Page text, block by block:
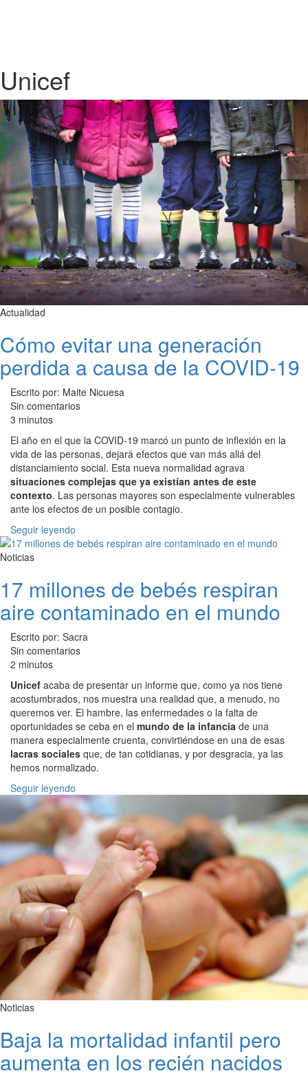
Unicef
Actualidad
Cómo evitar una generación
perdida a causa de la COVID-19
Escrito por: Maite Nicuesa
Sin comentarios
3 minutos
El año en el que la COVID-19 marcó un punto de inflexión en la
vida de las personas, dejará efectos que van más allá del
distanciamiento social. Esta nueva normalidad agrava
situaciones complejas que ya existían antes de este
contexto. Las personas mayores son especialmente vulnerables
ante los efectos de un posible contagio.
Seguir leyendo
Noticias
17 millones de bebés respiran
aire contaminado en el mundo
Escrito por: Sacra
Sin comentarios
2 minutos
Unicef acaba de presentar un informe que, como ya nos tiene
acostumbrados, nos muestra una realidad que, a menudo, no
queremos ver. El hambre, las enfermedades o la falta de
oportunidades se ceba en el mundo de la infancia de una
manera especialmente cruenta, convirtiéndose en una de esas
lacras sociales que, de tan cotidianas, y por desgracia, ya las
hemos normalizado.
Seguir leyendo
Noticias
Baja la mortalidad infantil pero
aumenta en los recién nacidos